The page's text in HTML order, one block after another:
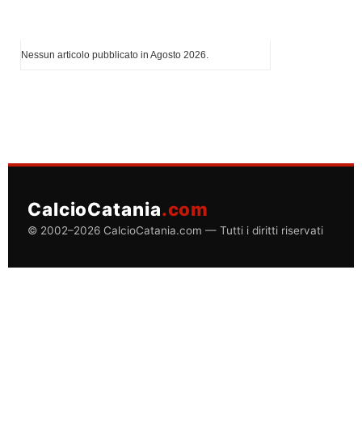
Nessun articolo pubblicato in Agosto 2026.
CalcioCatania.com
© 2002–2026 CalcioCatania.com — Tutti i diritti riservati